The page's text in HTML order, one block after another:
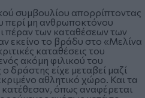
συμβουλίου απορρίπτοντας
περί μη ανθρωποκτόνου
πέραν των καταθέσεων των
εκείνο το βράδυ στο «Μελίνα
καταθέσεις του
ακόμη φιλικού του
δράστης είχε μεταβεί μαζί
αθλητικό χώρο. Και τα
όπως αναφέρεται